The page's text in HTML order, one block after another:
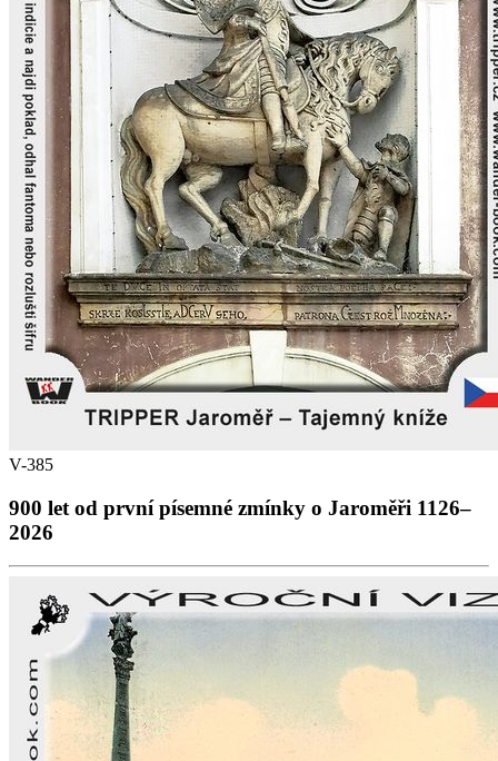
V-385
900 let od první písemné zmínky o Jaroměři 1126–
2026